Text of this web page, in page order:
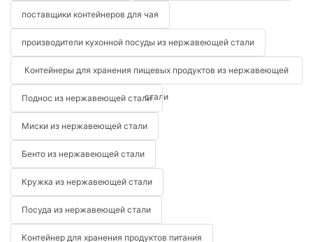
поставщики контейнеров для чая
производители кухонной посуды из нержавеющей стали
Контейнеры для хранения пищевых продуктов из нержавеющей
стали
Поднос из нержавеющей стали
Миски из нержавеющей стали
Бенто из нержавеющей стали
Кружка из нержавеющей стали
Посуда из нержавеющей стали
Контейнер для хранения продуктов питания